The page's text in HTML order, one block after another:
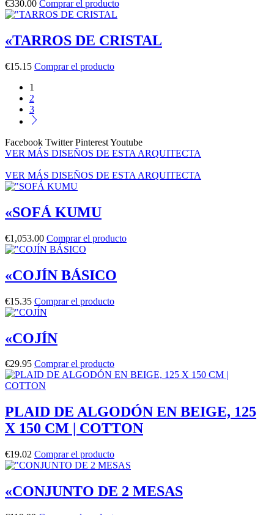
€330.00 Comprar el producto
«TARROS DE CRISTAL
€15.15 Comprar el producto
1
2
3
Facebook Twitter PinterestYoutube
VER MÁS DISEÑOS DE ESTA ARQUITECTA
VER MÁS DISEÑOS DE ESTA ARQUITECTA
«SOFÁ KUMU
€1,053.00 Comprar el producto
«COJÍN BÁSICO
€15.35 Comprar el producto
«COJÍN
€29.95 Comprar el producto
PLAID DE ALGODÓN EN BEIGE, 125
X 150 CM | COTTON
€19.02 Comprar el producto
«CONJUNTO DE 2 MESAS